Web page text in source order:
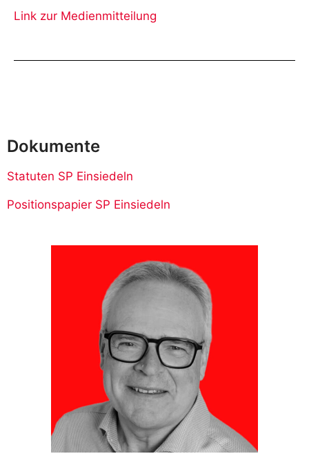
Link zur Medienmitteilung
Dokumente
Statuten SP Einsiedeln
Positionspapier SP Einsiedeln